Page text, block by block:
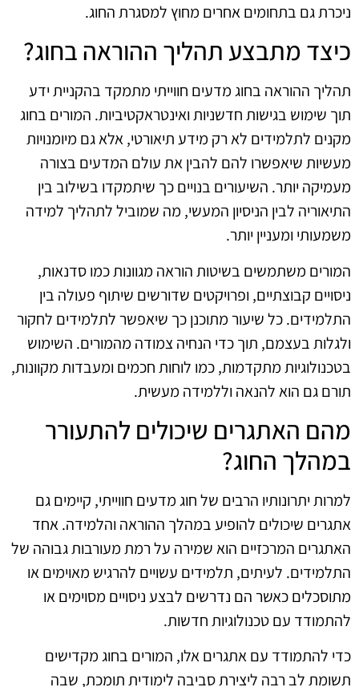
ניכרת גם בתחומים אחרים מחוץ למסגרת החוג.
כיצד מתבצע תהליך ההוראה בחוג?
תהליך ההוראה בחוג מדעים חווייתי מתמקד בהקניית ידע
תוך שימוש בגישות חדשניות ואינטראקטיביות. המורים בחוג
מקנים לתלמידים לא רק מידע תיאורטי, אלא גם מיומנויות
מעשיות שיאפשרו להם להבין את עולם המדעים בצורה
מעמיקה יותר. השיעורים בנויים כך שיתמקדו בשילוב בין
התיאוריה לבין הניסיון המעשי, מה שמוביל לתהליך למידה
משמעותי ומעניין יותר.
המורים משתמשים בשיטות הוראה מגוונות כמו סדנאות,
ניסויים קבוצתיים, ופרויקטים שדורשים שיתוף פעולה בין
התלמידים. כל שיעור מתוכנן כך שיאפשר לתלמידים לחקור
ולגלות בעצמם, תוך כדי הנחיה צמודה מהמורים. השימוש
בטכנולוגיות מתקדמות, כמו לוחות חכמים ומעבדות מקוונות,
תורם גם הוא להנאה וללמידה מעשית.
מהם האתגרים שיכולים להתעורר
במהלך החוג?
למרות יתרונותיו הרבים של חוג מדעים חווייתי, קיימים גם
אתגרים שיכולים להופיע במהלך ההוראה והלמידה. אחד
האתגרים המרכזיים הוא שמירה על רמת מעורבות גבוהה של
התלמידים. לעיתים, תלמידים עשויים להרגיש מאוימים או
מתוסכלים כאשר הם נדרשים לבצע ניסויים מסוימים או
להתמודד עם טכנולוגיות חדשות.
כדי להתמודד עם אתגרים אלו, המורים בחוג מקדישים
תשומת לב רבה ליצירת סביבה לימודית תומכת, שבה